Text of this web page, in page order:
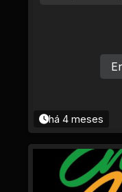
há 4 meses